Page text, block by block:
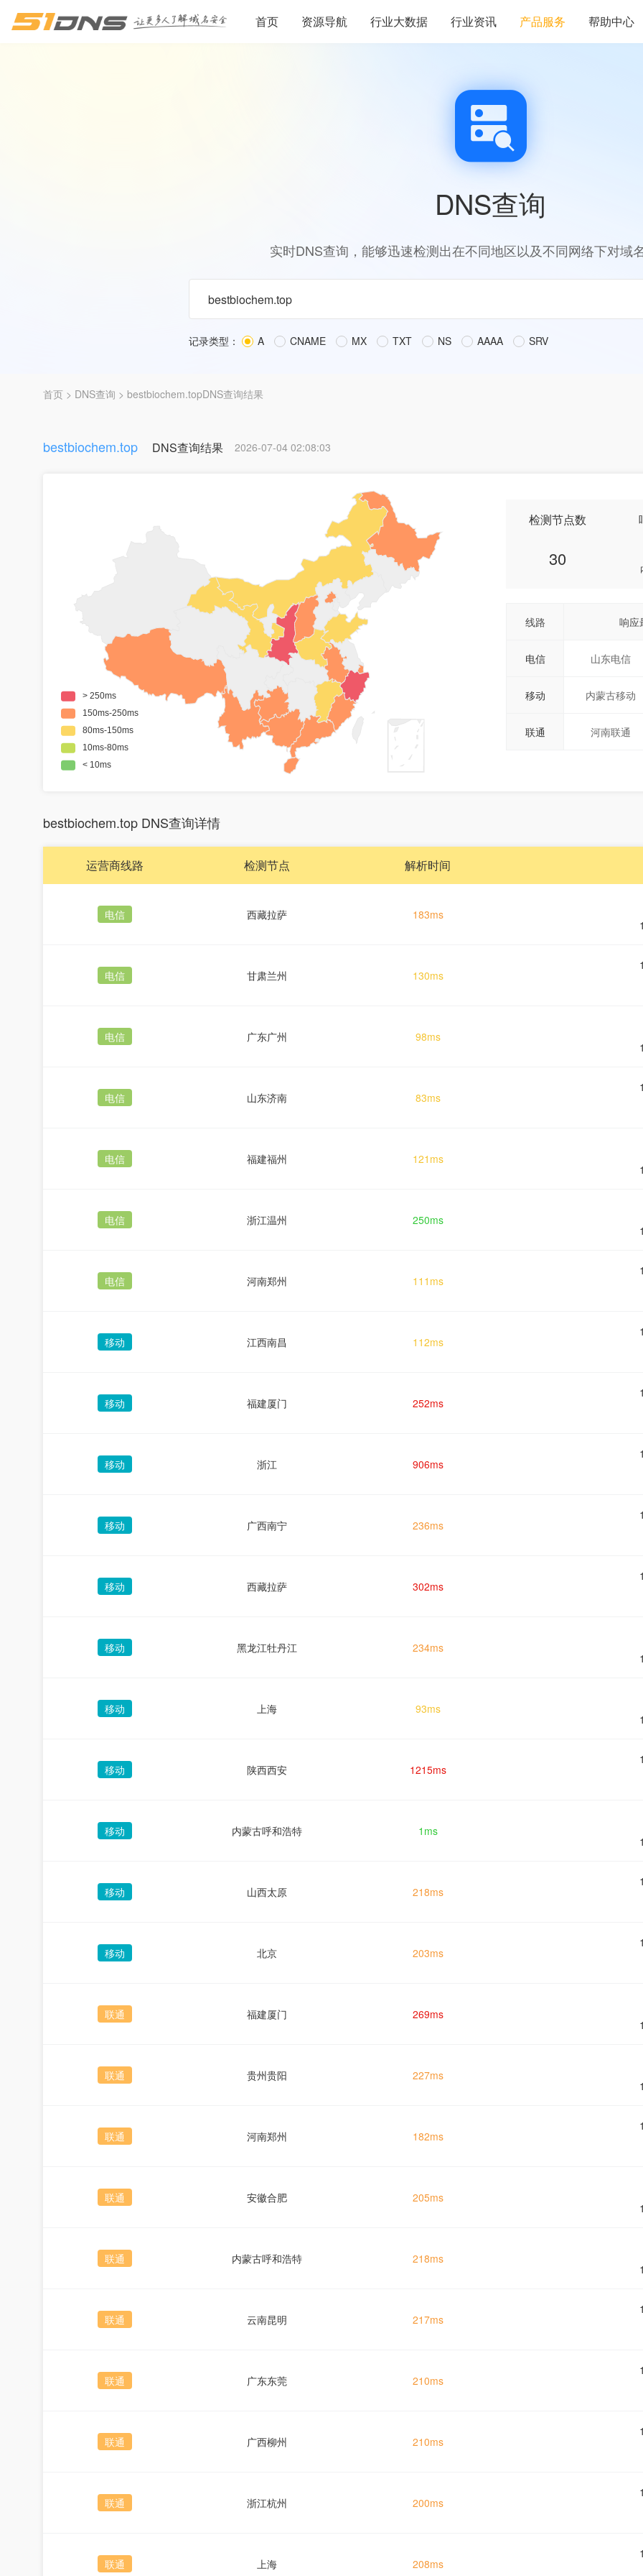
首页 资源导航 行业大数据 行业资讯 产品服务 帮助中心
DNS查询
实时DNS查询，能够迅速检测出在不同地区以及不同网络下对域
记录类型： A CNAME MX TXT NS AAAA SRV
首页 > DNS查询 > bestbiochem.topDNS查询结果
bestbiochem.top DNS查询结果 2026-07-04 02:08:03
检测节点数
30
线路 响应
电信 山东电信
移动 内蒙古移动
联通 河南联通
bestbiochem.top DNS查询详情
运营商线路 检测节点 解析时间
电信 西藏拉萨 183ms
电信 甘肃兰州 130ms
电信 广东广州 98ms
电信 山东济南 83ms
电信 福建福州 121ms
电信 浙江温州 250ms
电信 河南郑州 111ms
移动 江西南昌 112ms
移动 福建厦门 252ms
移动 浙江 906ms
移动 广西南宁 236ms
移动 西藏拉萨 302ms
移动 黑龙江牡丹江 234ms
移动 上海 93ms
移动 陕西西安 1215ms
移动 内蒙古呼和浩特 1ms
移动 山西太原 218ms
移动 北京 203ms
联通 福建厦门 269ms
联通 贵州贵阳 227ms
联通 河南郑州 182ms
联通 安徽合肥 205ms
联通 内蒙古呼和浩特 218ms
联通 云南昆明 217ms
联通 广东东莞 210ms
联通 广西柳州 210ms
联通 浙江杭州 200ms
联通 上海 208ms